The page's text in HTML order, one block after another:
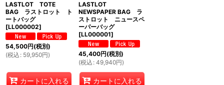
LASTLOT TOTE
BAG ラストロット ト
ートバッグ
[LL000002]
54,500円(税別)
(税込 : 59,950円)
カートに入れる
LASTLOT
NEWSPAPER BAG ラ
ストロット ニュースペ
ーパーバッグ
[LL000001]
45,400円(税別)
(税込 : 49,940円)
カートに入れる